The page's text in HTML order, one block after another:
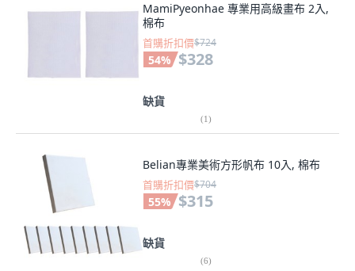
MamiPyeonhae 專業用高級畫布 2入,
棉布
首購折扣價$724
54% $328
缺貨
(1)
Belian專業美術方形帆布 10入, 棉布
首購折扣價$704
55% $315
缺貨
(6)